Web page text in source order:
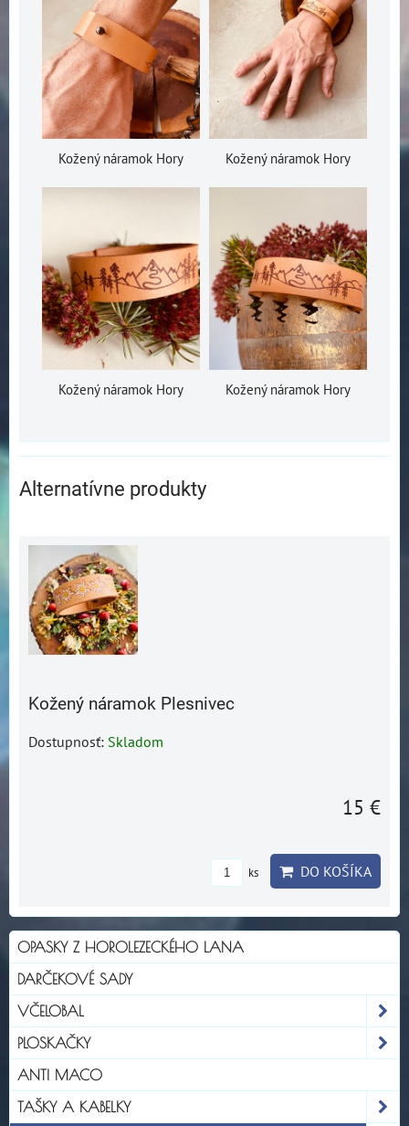
Kožený náramok Hory Kožený náramok Hory
Kožený náramok Hory Kožený náramok Hory
Alternatívne produkty
Kožený náramok Plesnivec
Dostupnosť: Skladom
15 €
ks DO KOŠÍKA
OPASKY Z HOROLEZECKÉHO LANA
DARČEKOVÉ SADY
VČELOBAL
PLOSKAČKY
ANTI MACO
TAŠKY A KABELKY